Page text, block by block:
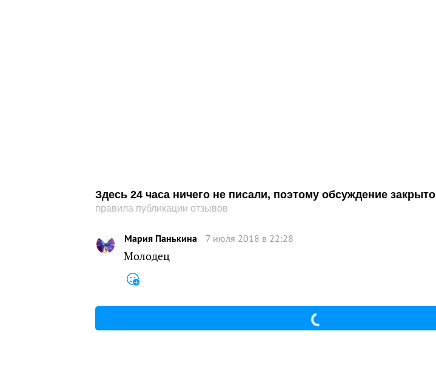
Здесь 24 часа ничего не писали, поэтому обсуждение закрыто
правила публикации отзывов
Мария Панькина 7 июля 2018 в 22:28
Молодец